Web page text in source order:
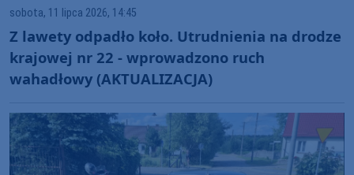
sobota, 11 lipca 2026, 14:45
Z lawety odpadło koło. Utrudnienia na drodze
krajowej nr 22 - wprowadzono ruch
wahadłowy (AKTUALIZACJA)